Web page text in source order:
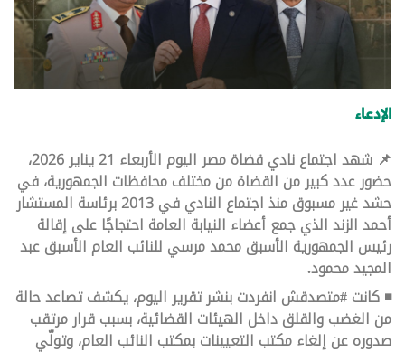
الإدعاء
📌 شهد اجتماع نادي قضاة مصر اليوم الأربعاء 21 يناير 2026،
حضور عدد كبير من القضاة من مختلف محافظات الجمهورية، في
حشد غير مسبوق منذ اجتماع النادي في 2013 برئاسة المستشار
أحمد الزند الذي جمع أعضاء النيابة العامة احتجاجًا على إقالة
رئيس الجمهورية الأسبق محمد مرسي للنائب العام الأسبق عبد
المجيد محمود.
◾ كانت #متصدقش انفردت بنشر تقرير اليوم، يكشف تصاعد حالة
من الغضب والقلق داخل الهيئات القضائية، بسبب قرار مرتقب
صدوره عن إلغاء مكتب التعيينات بمكتب النائب العام، وتولّي